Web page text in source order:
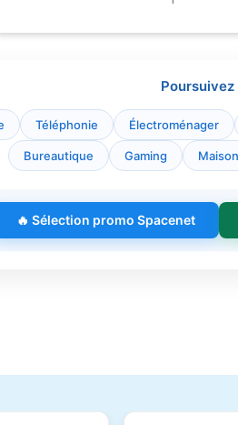
Téléphonie Électroménager
Bureautique Gaming
🔥 Sélection promo Spacenet